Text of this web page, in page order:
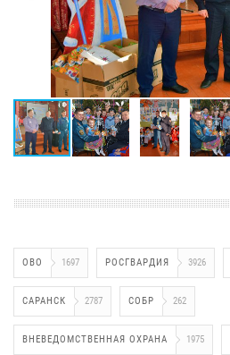
ОВО 1697 РОСГВАРДИЯ 3926
САРАНСК 2787 СОБР 262
ВНЕВЕДОМСТВЕННАЯ ОХРАНА 1975